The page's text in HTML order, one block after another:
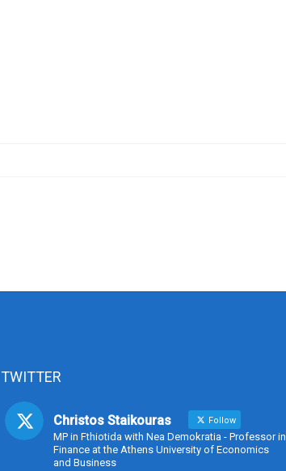
TWITTER
Christos Staikouras Follow
MP in Fthiotida with Nea Demokratia - Professor in
Finance at the Athens University of Economics
and Business